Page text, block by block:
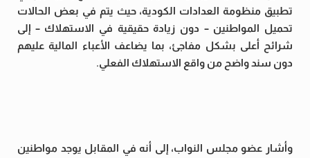
تطبيق منظومة العدادات الكودية، حيث يتم في بعض الحالات
تحميل المواطنين – دون زيادة حقيقية في الاستهلاك – إلى
شرائح أعلى بشكل مفاجئ، بما يضاعف الأعباء المالية عليهم
دون سند واضح من واقع الاستهلاك الفعلي.
وأشار عضو مجلس النواب، إلى أنه في المقابل يوجد مواطنين